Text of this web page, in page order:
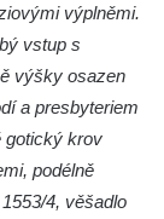
výplněmi.
vstup s
výšky osazen
a presbyteriem
gotický krov
podélně
4, věšadlo